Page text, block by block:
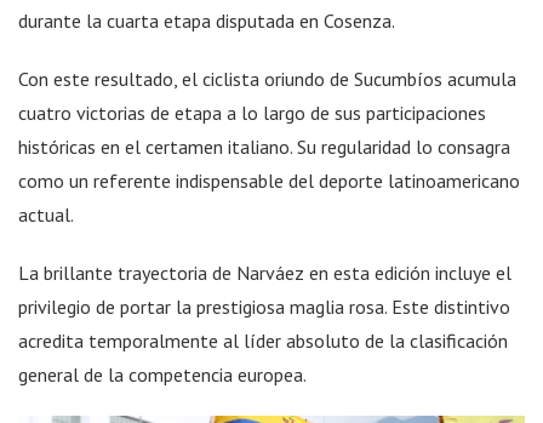
durante la cuarta etapa disputada en Cosenza.
Con este resultado, el ciclista oriundo de Sucumbíos acumula
cuatro victorias de etapa a lo largo de sus participaciones
históricas en el certamen italiano. Su regularidad lo consagra
como un referente indispensable del deporte latinoamericano
actual.
La brillante trayectoria de Narváez en esta edición incluye el
privilegio de portar la prestigiosa maglia rosa. Este distintivo
acredita temporalmente al líder absoluto de la clasificación
general de la competencia europea.